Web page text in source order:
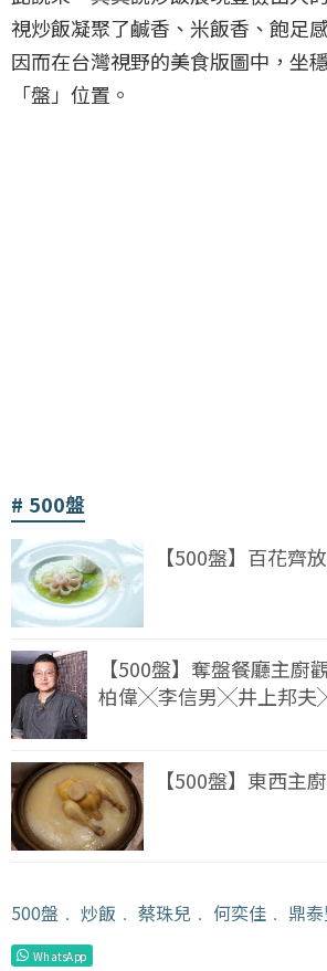
視炒飯凝聚了鹹香、米飯香、飽足
因而在台灣視野的美食版圖中，坐
「盤」位置。
500盤
【500盤】百花齊
【500盤】奪盤餐廳主
柏偉╳李信男╳井上邦夫
【500盤】東西主
500盤 ﹒ 炒飯 ﹒ 蔡珠兒 ﹒ 何奕佳 ﹒ 鼎
WhatsApp